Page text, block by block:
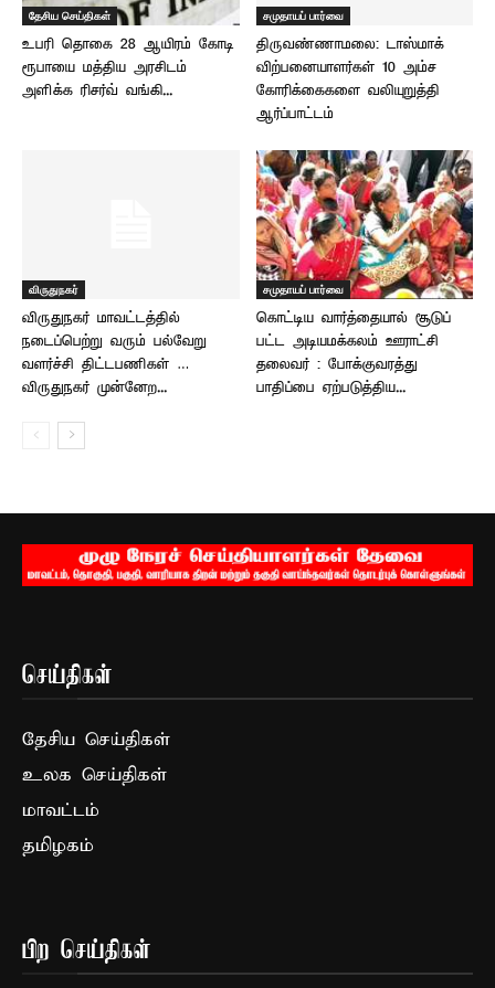
தேசிய செய்திகள்
உபரி தொகை 28 ஆயிரம் கோடி
ரூபாயை மத்திய அரசிடம்
அளிக்க ரிசர்வ் வங்கி...
சமுதாயப் பார்வை
திருவண்ணாமலை: டாஸ்மாக்
விற்பனையாளர்கள் 10 அம்ச
கோரிக்கைகளை வலியுறுத்தி
ஆர்ப்பாட்டம்
விருதுநகர்
விருதுநகர் மாவட்டத்தில்
நடைப்பெற்று வரும் பல்வேறு
வளர்ச்சி திட்டபணிகள் …
விருதுநகர் முன்னேற...
சமுதாயப் பார்வை
கொட்டிய வார்த்தையால் சூடுப்
பட்ட அடியமக்கலம் ஊராட்சி
தலைவர் : போக்குவரத்து
பாதிப்பை ஏற்படுத்திய...
செய்திகள்
தேசிய செய்திகள்
உலக செய்திகள்
மாவட்டம்
தமிழகம்
பிற செய்திகள்